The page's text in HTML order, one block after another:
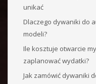
unikać
Dlaczego dywaniki do
modeli?
Ile kosztuje otwarcie
zaplanować wydatki?
Jak zamówić dywaniki